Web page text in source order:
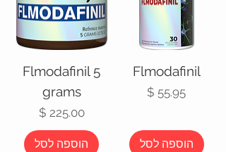
Flmodafinil
מחיר
הוספה לסל
Flmodafinil 5
grams
מחיר‏225.00 ‏$
הוספה לסל